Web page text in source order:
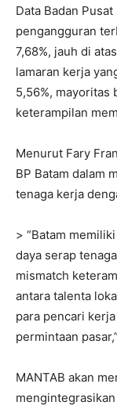
Data Badan
pengangguran
7,68%, jauh di
lamaran kerja
5,56%, mayoritas
keterampilan
Menurut Fary
BP Batam dalam
tenaga kerja
> “Batam
daya serap
mismatch
antara talenta
para pencari
permintaan
MANTAB akan